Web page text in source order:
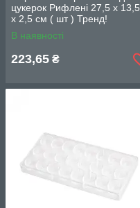
цукерок Рифлені 27,5 х 13,5
х 2,5 см ( шт ) Тренд!
В наявності
223,65 ₴